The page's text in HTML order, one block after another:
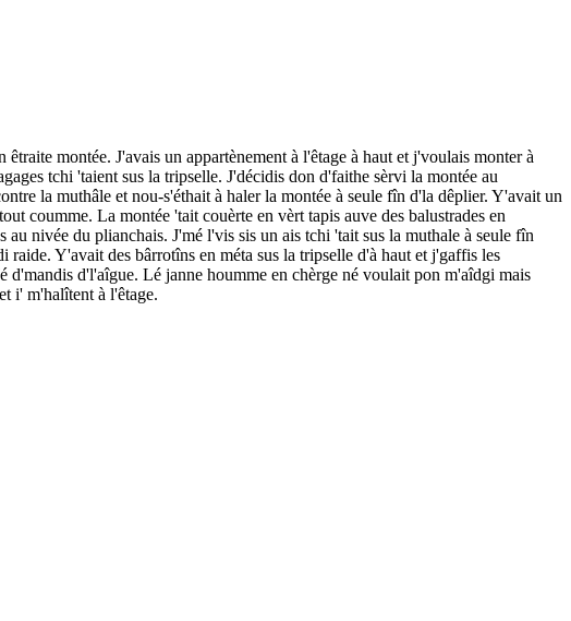
montée. J'avais un appartènement à l'êtage à haut et j'voulais monter à
tchi 'taient sus la tripselle. J'décidis don d'faithe sèrvi la montée au
la muthâle et nou-s'éthait à haler la montée à seule fîn d'la dêplier. Y'avait un
coumme. La montée 'tait couèrte en vèrt tapis auve des balustrades en
nivée du plianchais. J'mé l'vis sis un ais tchi 'tait sus la muthale à seule fîn
Y'avait des bârrotîns en méta sus la tripselle d'à haut et j'gaffis les
d'mandis d'l'aîgue. Lé janne houmme en chèrge né voulait pon m'aîdgi mais
i' m'halîtent à l'êtage.